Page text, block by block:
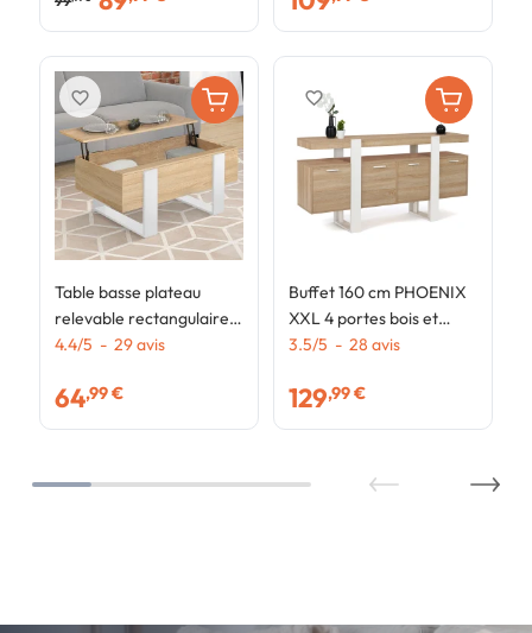
Table basse plateau
relevable rectangulaire
PHOENIX bois et blanc
4.4/5 - 29avis
64,99 €
favorite_border
Buffet 160 cm PHOENIX
XXL 4 portes bois et
blanc
3.5/5 - 28 avis
129,99 €
favorite_border